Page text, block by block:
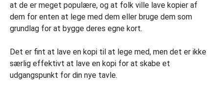
at de er meget populære, og at folk ville lave kopier af
dem for enten at lege med dem eller bruge dem som
grundlag for at bygge deres egne kort.
Det er fint at lave en kopi til at lege med, men det er ikke
særlig effektivt at lave en kopi for at skabe et
udgangspunkt for din nye tavle.